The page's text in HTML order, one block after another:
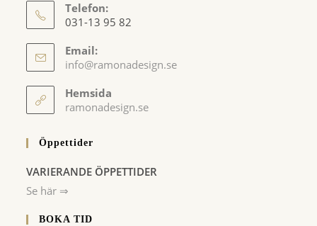
Telefon:
031-13 95 82
Email:
info@ramonadesign.seOpens
Hemsida
ramonadesign.se
Öppettider
VARIERANDE ÖPPETTIDER
Se här ⇒
BOKA TID